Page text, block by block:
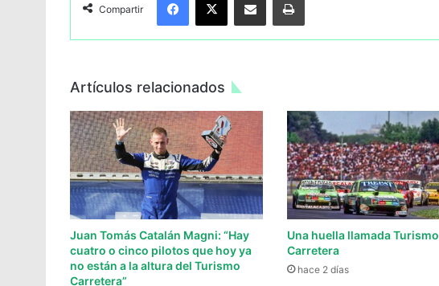
Compartir
Artículos relacionados
Juan Tomás Catalán Magni: “Hay
cuatro o cinco pilotos que hoy ya
no están a la altura del Turismo
Carretera”
Una huella llamada Turismo
Carretera
hace 2 días